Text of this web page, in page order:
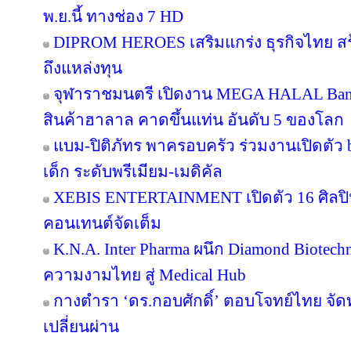
พ.ย.นี้ ทางช่อง 7 HD
DIPROM HEROES เสริมแกร่ง ธุรกิจไทย
ถึงแหล่งทุน
จุฬาราชมนตรี เปิดงาน MEGA HALAL
สินค้าฮาลาล คาดขึ้นแท่น อันดับ 5 ของโลก
แบม-ปิติภัทร พาครอบครัว ร่วมงานเปิดตัว
เด็ก ระดับพรีเมียม-เมดิคัล
XEBIS ENTERTAINMENT เปิดตัว 16 ศิ
คอนเทนต์จัดเต็ม
K.N.A. Inter Pharma ผนึก Diamond
ความงามไทย สู่ Medical Hub
กางตำรา ‘ดร.กอบศักดิ์’ ตอบโจทย์ไทย
เปลี่ยนผ่าน